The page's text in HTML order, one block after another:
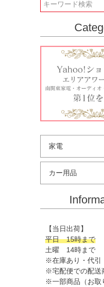
家電
カー用品
【当日出荷】
平日 15時まで
土曜 14時まで
※在庫あり・代引
※宅配便での配送
※一部商品（お取